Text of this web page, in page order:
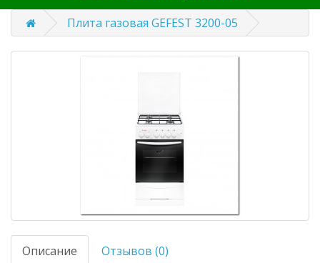
Плита газовая GEFEST 3200-05
Описание Отзывов (0)